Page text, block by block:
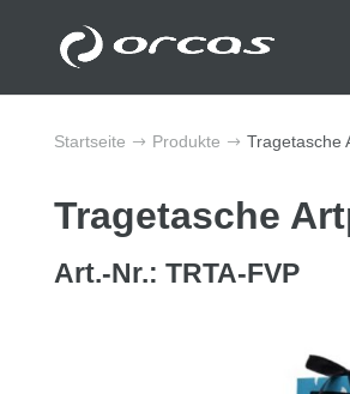
Startseite $ Produkte $ Tragetasche
Tragetasche
Art.-Nr.: TRTA-FVP